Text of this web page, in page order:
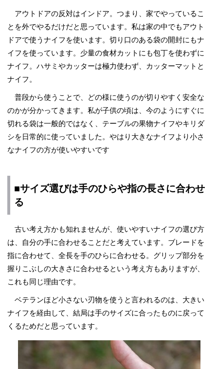
アウトドアの反対はインドア。つまり、家でやっているこ
とを外でやるだけだと思っています。私は家の中でもアウト
ドアで使うナイフを使います。切り口のある袋の開封にもナ
イフを使っています。少量の食材カットにも包丁を使わずに
ナイフ。ハサミやカッターは極力使わず、カッターマットと
ナイフ。
普段から使うことで、どの様に使うのが切りやすく安全な
のかが分かってきます。私が子供の頃は、今のようにすぐに
切れる袋は一般的ではなく、テーブルの果物ナイフやキリダ
シを日常的に使っていました。やはり大きなナイフより小さ
なナイフの方が使いやすいです
■サイズ選びは手のひらや指の長さに合わせ
る
古い考え方かも知れませんが、使いやすいナイフの選び方
は、自分の手に合わせることだと考えています。ブレードを
指に合わせて、全長を手のひらに合わせる。グリップ部分を
握りこぶしの大きさに合わせるという考え方もありますが、
これも同じ理由です。
ベテランほど小さない刃物を使うと言われるのは、大きい
ナイフを経由して、結局は手のサイズに合ったものに戻って
くるためだと思っています。